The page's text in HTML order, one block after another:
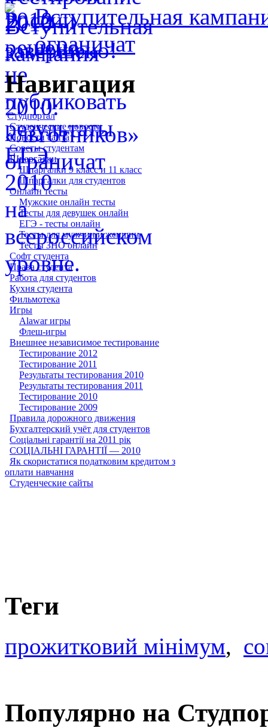
Вступительная
ограничат
Навигация
Студпортал
Студенческие новости
Новости сайта
Советы студентам
Шпаргалки
Шпаргалки 9 класс и 11 класс
Шпаргалки для студентов
Онлайн тесты
Мужские онлайн тесты
Тесты для девушек онлайн
ЕГЭ - тесты онлайн
Тесты для мужчин и женщин
Тесты ЗНО онлайн
Софт студента
Права студента
Работа для студентов
Кухня студента
Фильмотека
Игры
Alawar игры
Флеш-игры
Внешнее независимое тестирование
Тестирование 2012
Тестирование 2011
Результаты тестирования 2010
Результаты тестирования 2011
Тестирование 2010
Тестирование 2009
Правила дорожного движения
Бухгалтерский учёт для студентов
Соціальні гарантії на 2011 рік
СОЦІАЛЬНІ ГАРАНТІЇ — 2010
Як скористатися податковим кредитом з
оплати навчання
Студенческие сайты
Теги
прожитковий мінімум,
Популярно на